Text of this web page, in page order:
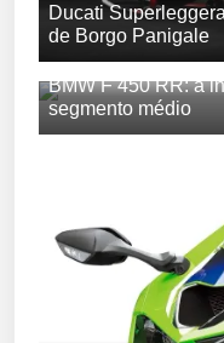
Ducati
de Borgo Panigale
BMW F 450 RR: a
segmento médio